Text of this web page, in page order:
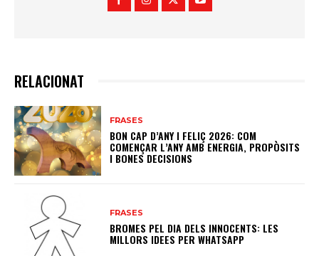
RELACIONAT
FRASES
BON CAP D’ANY I FELIÇ 2026: COM
COMENÇAR L’ANY AMB ENERGIA, PROPÒSITS
I BONES DECISIONS
FRASES
BROMES PEL DIA DELS INNOCENTS: LES
MILLORS IDEES PER WHATSAPP